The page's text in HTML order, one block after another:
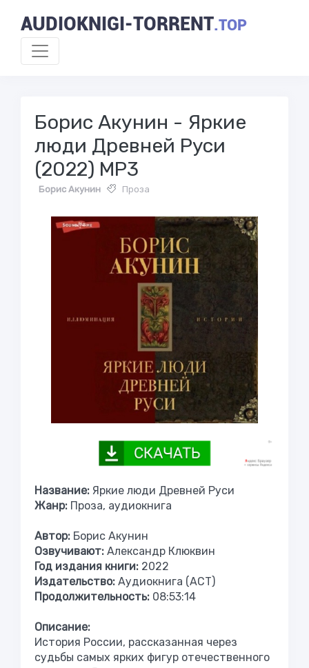
AUDIOKNIGI-TORRENT.TOP
Борис Акунин - Яркие
люди Древней Руси
(2022) MP3
Борис Акунин Проза
Название: Яркие люди Древней Руси
Жанр: Проза, аудиокнига
Автор: Борис Акунин
Озвучивают: Александр Клюквин
Год издания книги: 2022
Издательство: Аудиокнига (АСТ)
Продолжительность: 08:53:14
Описание:
История России, рассказанная через
судьбы самых ярких фигур отечественного